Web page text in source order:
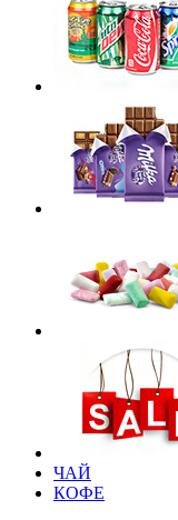
ЧАЙ
КОФЕ